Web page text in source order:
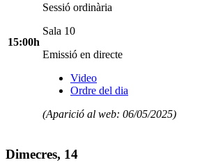
15:00h
Sessió ordinària
Sala 10
Emissió en directe
Video
Ordre del dia
(Aparició al web: 06/05/2025)
Dimecres, 14